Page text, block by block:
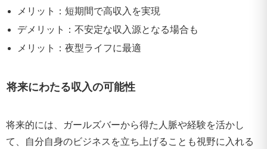
メリット：短期間で高収入を実現
デメリット：不安定な収入源となる場合も
メリット：夜型ライフに最適
将来にわたる収入の可能性
将来的には、ガールズバーから得た人脈や経験を活かし
て、自分自身のビジネスを立ち上げることも視野に入れる